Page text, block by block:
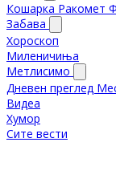
Кошарка Ракомет
Забава
Хороскоп
Миленичиња
Метлисимо
Дневен преглед
Видеа
Хумор
Сите вести